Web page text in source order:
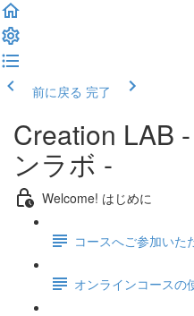
前に戻る 完了
Creation LAB
ンラボ -
Welcome! はじめに
コースへご参加いた
オンラインコースの